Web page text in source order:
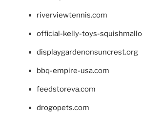
riverviewtennis.com
official-kelly-toys-
displaygardenonsuncrest.org
bbq-empire-usa.com
feedstoreva.com
drogopets.com